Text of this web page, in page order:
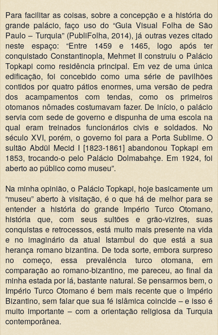
Para facilitar as coisas, sobre a concepção e a história do
grande palácio, faço uso do “Guia Visual Folha de São
Paulo – Turquia” (PubliFolha, 2014), já outras vezes citado
neste espaço: “Entre 1459 e 1465, logo após ter
conquistado Constantinopla, Mehmet II construiu o Palácio
Topkapi como residência principal. Em vez de uma única
edificação, foi concebido como uma série de pavilhões
contidos por quatro pátios enormes, uma versão de pedra
dos acampamentos com tendas, como os primeiros
otomanos nômades costumavam fazer. De início, o palácio
servia com sede de governo e dispunha de uma escola na
qual eram treinados funcionários civis e soldados. No
século XVI, porém, o governo foi para a Porta Sublime. O
sultão Abdül Mecid I [1823-1861] abandonou Topkapi em
1853, trocando-o pelo Palácio Dolmabahçe. Em 1924, foi
aberto ao público como museu”.
Na minha opinião, o Palácio Topkapi, hoje basicamente um
“museu” aberto à visitação, é o que há de melhor para se
entender a história do grande Império Turco Otomano,
história que, com seus sultões e grão-vizires, suas
conquistas e retrocessos, está muito mais presente na vida
e no imaginário da atual Istambul do que está a sua
herança romano bizantina. De toda sorte, embora surpreso
no começo, essa prevalência turco otomana, em
comparação ao romano-bizantino, me pareceu, ao final da
minha estada por lá, bastante natural. Se pensarmos bem, o
Império Turco Otomano é bem mais recente que o Império
Bizantino, sem falar que sua fé islâmica coincide – e isso é
muito importante – com a orientação religiosa da Turquia
contemporânea.